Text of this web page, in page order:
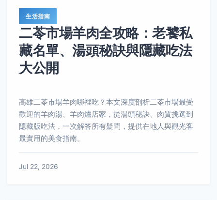
生活指南
二苓市場羊肉全攻略：老饕私
藏名單、湯頭秘訣與隱藏吃法
大公開
高雄二苓市場羊肉哪裡吃？本文深度剖析二苓市場最受
歡迎的羊肉湯、羊肉爐店家，從湯頭秘訣、肉質挑選到
隱藏版吃法，一次解答所有疑問，提供在地人與觀光客
最實用的美食指南。
Jul 22, 2026